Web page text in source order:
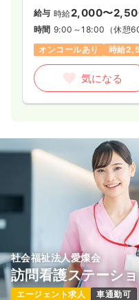
給与 時給2,000〜
時間 9:00～18:00 （休憩
オンコールあり
時給
気になる
社会福祉法人愛燦会
訪問看護ステーシ
エージェント求人 車通勤可